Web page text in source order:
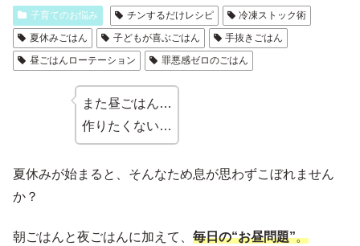
子育てのお悩み チンするだけレシピ
冷凍ストック術
夏休みごはん
子どもが喜ぶごはん
手抜きごはん
昼ごはんローテーション
罪悪感ゼロのごはん
また昼ごはん…
作りたくない…
夏休みが始まると、そんなため息が思わずこぼれません
か？
朝ごはんと夜ごはんに加えて、 毎日の“お昼問題”。